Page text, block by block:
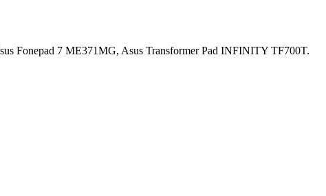
Fonepad 7 ME371MG, Asus Transformer Pad INFINITY TF700T.